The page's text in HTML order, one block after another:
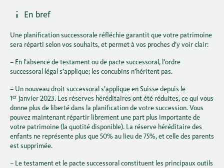
En bref
Une planification successorale réfléchie garantit que votre patrimoine
sera réparti selon vos souhaits, et permet à vos proches d’y voir clair:
– En l’absence de testament ou de pacte successoral, l’ordre
successoral légal s’applique; les concubins n’héritent pas.
– Un nouveau droit successoral s’applique en Suisse depuis le
1er janvier 2023. Les réserves héréditaires ont été réduites, ce qui vous
donne plus de liberté dans la planification de votre succession. Vous
pouvez maintenant répartir librement une part plus importante de
votre patrimoine (la quotité disponible). La réserve héréditaire des
enfants ne représente plus que 50% au lieu de 75%, et celle des parents
est supprimée.
– Le testament et le pacte successoral constituent les principaux outils